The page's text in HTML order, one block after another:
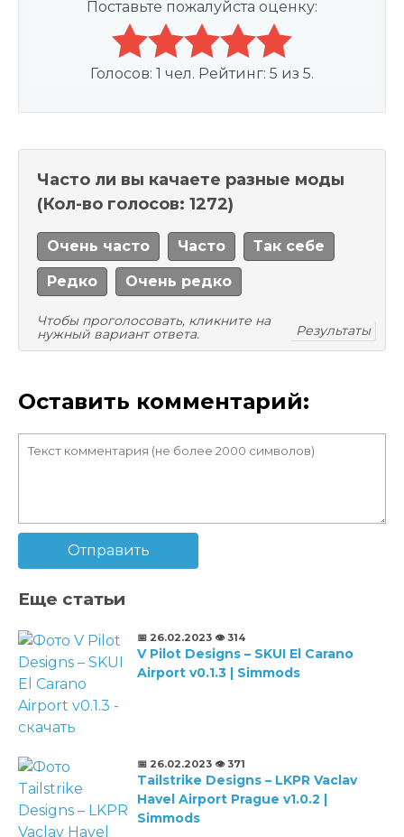
Поставьте пожалуйста оценку:
Голосов: 1 чел. Рейтинг: 5 из 5.
Часто ли вы качаете разные моды
(Кол-во голосов: 1272)
Очень часто Часто Так себе
Редко Очень редко
Чтобы проголосовать, кликните на
нужный вариант ответа.
Результаты
Оставить комментарий:
Отправить
Еще статьи
📅 26.02.2023 👁️ 314
V Pilot Designs – SKUI El Carano
Airport v0.1.3 | Simmods
📅 26.02.2023 👁️ 371
Tailstrike Designs – LKPR Vaclav
Havel Airport Prague v1.0.2 |
Simmods